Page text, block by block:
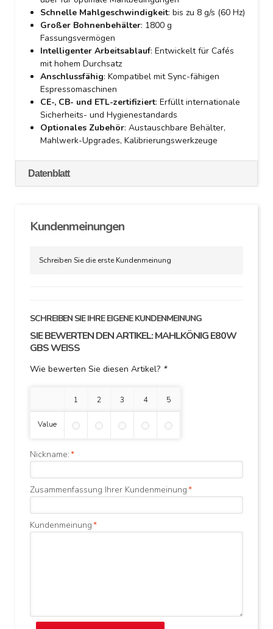
Schnelle Mahlgeschwindigkeit: bis zu 8 g/s (60 Hz)
Großer Bohnenbehälter: 1800 g
Fassungsvermögen
Intelligenter Arbeitsablauf: Entwickelt für Cafés
mit hohem Durchsatz
Anschlussfähig: Kompatibel mit Sync-fähigen
Espressomaschinen
CE-, CB- und ETL-zertifiziert: Erfüllt internationale
Sicherheits- und Hygienestandards
Optionales Zubehör: Austauschbare Behälter,
Mahlwerk-Upgrades, Kalibrierungswerkzeuge
Datenblatt
Kundenmeinungen
Schreiben Sie die erste Kundenmeinung
SCHREIBEN SIE IHRE EIGENE KUNDENMEINUNG
SIE BEWERTEN DEN ARTIKEL:MAHLKÖNIG E80W
GBS WEISS
Wie bewerten Sie diesen Artikel? *
1 Stern 2 Sterne3 Sterne4 Sterne5 Sterne
Value
*
Nickname:
*
Zusammenfassung Ihrer Kundenmeinung
*
Kundenmeinung